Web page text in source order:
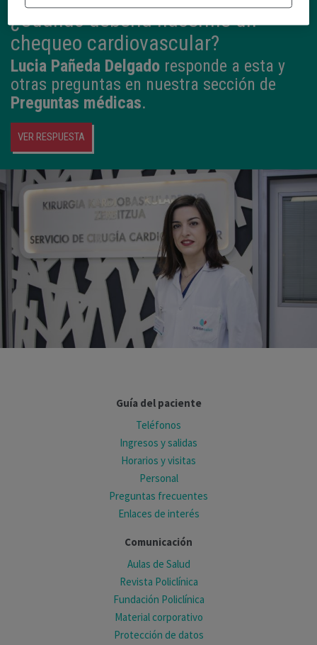
¿Cuándo debería hacerme un
chequeo cardiovascular?
Lucia Pañeda Delgado responde a esta y
otras preguntas en nuestra sección de
Preguntas médicas.
VER RESPUESTA
Guía del paciente
Teléfonos
Ingresos y salidas
Horarios y visitas
Personal
Preguntas frecuentes
Enlaces de interés
Comunicación
Aulas de Salud
Revista Policlínica
Fundación Policlínica
Material corporativo
Protección de datos